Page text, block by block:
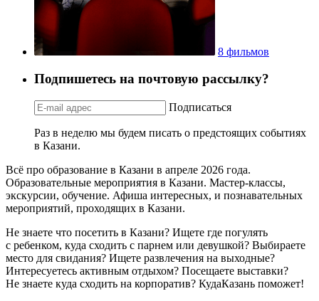
8 фильмов
Подпишетесь на почтовую рассылку?
Подписаться
Раз в неделю мы будем писать о предстоящих событиях
в Казани.
Всё про образование в Казани в апреле 2026 года.
Образовательные мероприятия в Казани. Мастер-классы,
экскурсии, обучение. Афиша интересных, и познавательных
мероприятий, проходящих в Казани.
Не знаете что посетить в Казани? Ищете где погулять
с ребенком, куда сходить с парнем или девушкой? Выбираете
место для свидания? Ищете развлечения на выходные?
Интересуетесь активным отдыхом? Посещаете выставки?
Не знаете куда сходить на корпоратив? КудаКазань поможет!